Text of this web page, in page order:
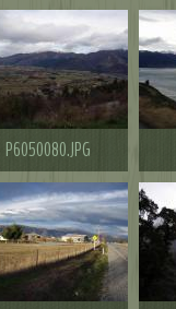
P6050080.JPG